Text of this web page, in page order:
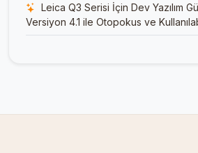
Leica Q3 Serisi İçin Dev Yazılım
Versiyon 4.1 ile Otopokus ve